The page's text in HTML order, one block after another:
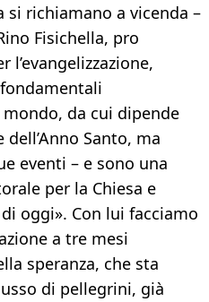
si richiamano a vicenda –
Fisichella, pro
mondo, da cui dipende
dell’Anno Santo, ma
eventi – e sono una
per la Chiesa e
oggi». Con lui facciamo
a tre mesi
speranza, che sta
di pellegrini, già